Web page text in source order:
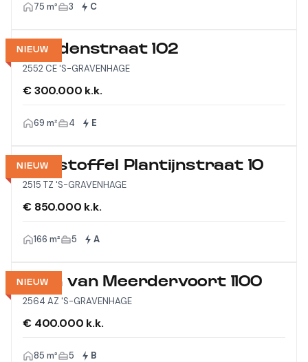
75 m² 3 C
NIEUW
Viandenstraat 102
2552 CE 'S-GRAVENHAGE
€ 300.000 k.k.
69 m² 4 E
NIEUW
Christoffel Plantijnstraat 10
2515 TZ 'S-GRAVENHAGE
€ 850.000 k.k.
166 m² 5 A
NIEUW
Laan van Meerdervoort 1100
2564 AZ 'S-GRAVENHAGE
€ 400.000 k.k.
85 m² 5 B